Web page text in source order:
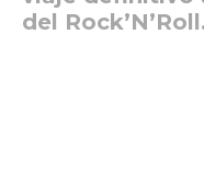
del